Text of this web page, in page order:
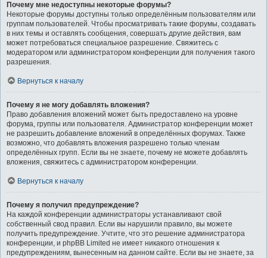
Почему мне недоступны некоторые форумы?
Некоторые форумы доступны только определённым пользователям или
группам пользователей. Чтобы просматривать такие форумы, создавать
в них темы и оставлять сообщения, совершать другие действия, вам
может потребоваться специальное разрешение. Свяжитесь с
модератором или администратором конференции для получения такого
разрешения.
Вернуться к началу
Почему я не могу добавлять вложения?
Право добавления вложений может быть предоставлено на уровне
форума, группы или пользователя. Администратор конференции может
не разрешить добавление вложений в определённых форумах. Также
возможно, что добавлять вложения разрешено только членам
определённых групп. Если вы не знаете, почему не можете добавлять
вложения, свяжитесь с администратором конференции.
Вернуться к началу
Почему я получил предупреждение?
На каждой конференции администраторы устанавливают свой
собственный свод правил. Если вы нарушили правило, вы можете
получить предупреждение. Учтите, что это решение администратора
конференции, и phpBB Limited не имеет никакого отношения к
предупреждениям, вынесенным на данном сайте. Если вы не знаете, за